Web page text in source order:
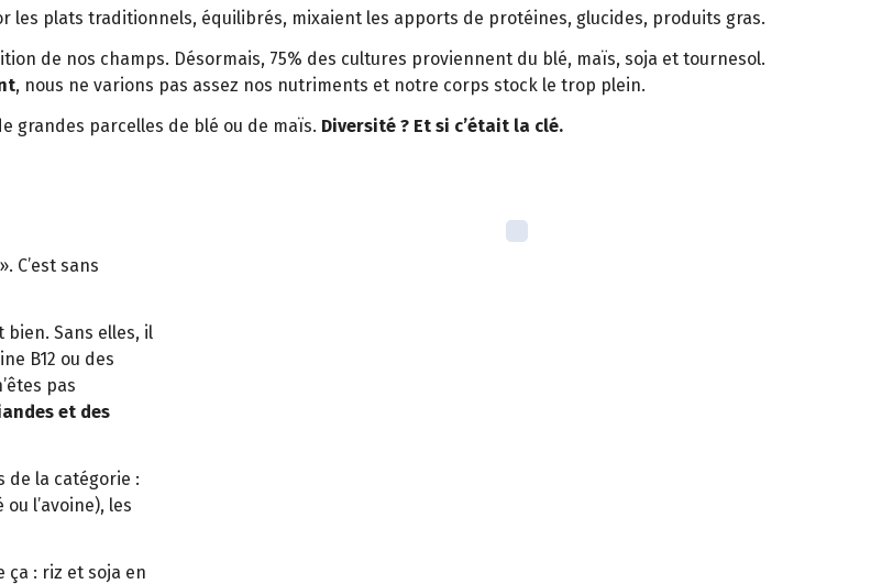
les plats traditionnels, équilibrés, mixaient les apports de protéines, glucides, produits gras.
de nos champs. Désormais, 75% des cultures proviennent du blé, maïs, soja et tournesol.
, nous ne varions pas assez nos nutriments et notre corps stock le trop plein.
grandes parcelles de blé ou de maïs. Diversité ? Et si c’était la clé.
C’est sans
Sans elles, il
B12 ou des
pas
et des
de la catégorie :
l’avoine), les
ça : riz et soja en